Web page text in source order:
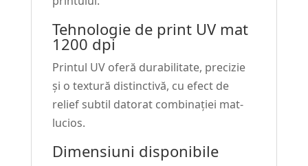
Tehnologie de print UV mat
1200 dpi
Printul UV oferă durabilitate, precizie
și o textură distinctivă, cu efect de
relief subtil datorat combinației mat-
lucios.
Dimensiuni disponibile